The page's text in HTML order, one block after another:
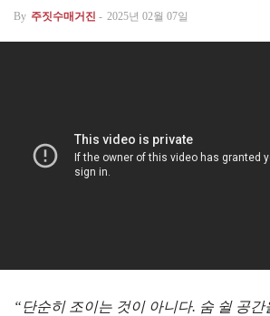
By 주짓수매거진 - 2025년 02월 07일
“단순히 조이는 것이 아니다. 숨 쉴 공